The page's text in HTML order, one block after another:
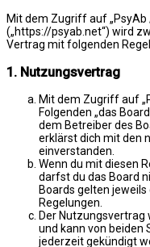
Mit dem Zugriff auf
(„https://psyab.net“) wird
Vertrag mit folgenden
1. Nutzungsvertrag
Mit dem Zugriff auf
Folgenden „das
dem Betreiber des
erklärst dich mit den
einverstanden.
Wenn du mit diesen
darfst du das Board
Boards gelten
Regelungen.
Der
und kann von beiden
jederzeit gekündigt